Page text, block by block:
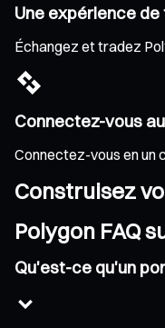
Une expérience
Échangez et tradez
Connectez-vous
Connectez-vous en un
Construisez
Polygon FAQ
Qu'est-ce qu'un